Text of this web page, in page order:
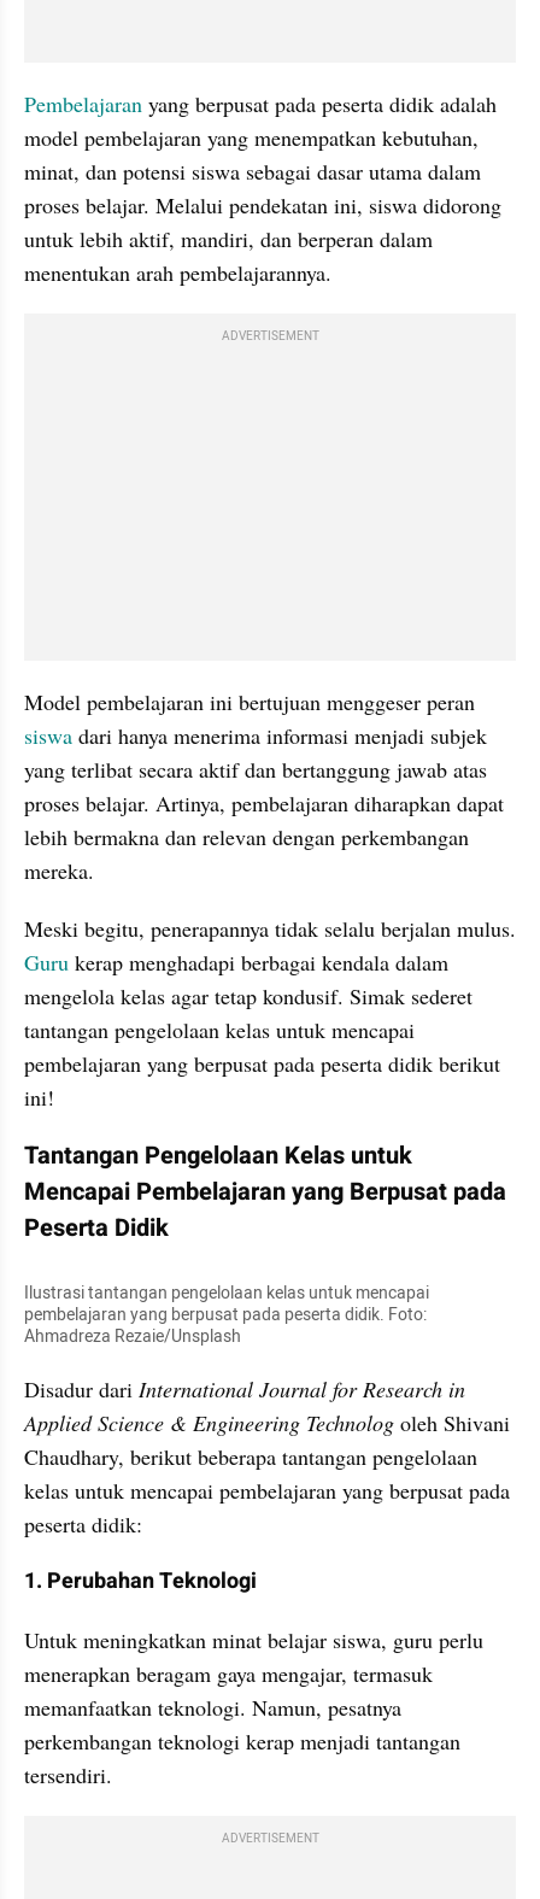
Pembelajaran yang berpusat pada peserta didik adalah
model pembelajaran yang menempatkan kebutuhan,
minat, dan potensi siswa sebagai dasar utama dalam
proses belajar. Melalui pendekatan ini, siswa didorong
untuk lebih aktif, mandiri, dan berperan dalam
menentukan arah pembelajarannya.
ADVERTISEMENT
siswa dari hanya menerima informasi menjadi subjek
yang terlibat secara aktif dan bertanggung jawab atas
proses belajar. Artinya, pembelajaran diharapkan dapat
lebih bermakna dan relevan dengan perkembangan
mereka.
Guru kerap menghadapi berbagai kendala dalam
mengelola kelas agar tetap kondusif. Simak sederet
tantangan pengelolaan kelas untuk mencapai
pembelajaran yang berpusat pada peserta didik berikut
ini!
Tantangan Pengelolaan Kelas untuk
Mencapai Pembelajaran yang Berpusat pada
Peserta Didik
Ilustrasi tantangan pengelolaan kelas untuk mencapai
pembelajaran yang berpusat pada peserta didik. Foto:
Ahmadreza Rezaie/Unsplash
Disadur dari International Journal for Research in
Applied Science & Engineering Technolog oleh Shivani
Chaudhary, berikut beberapa tantangan pengelolaan
kelas untuk mencapai pembelajaran yang berpusat pada
peserta didik:
1. Perubahan Teknologi
Untuk meningkatkan minat belajar siswa, guru perlu
menerapkan beragam gaya mengajar, termasuk
memanfaatkan teknologi. Namun, pesatnya
perkembangan teknologi kerap menjadi tantangan
tersendiri.
ADVERTISEMENT